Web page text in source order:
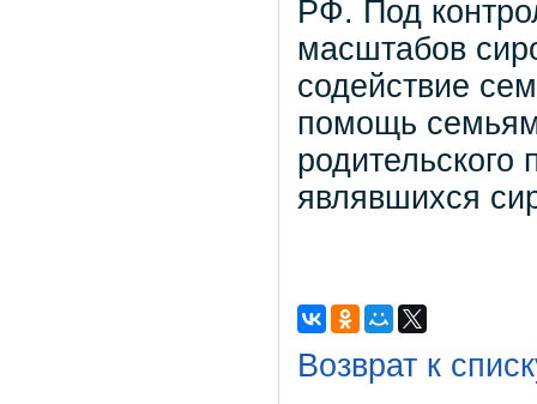
РФ. Под
масштабов
содействие
помощь
являвшихся
Возврат к